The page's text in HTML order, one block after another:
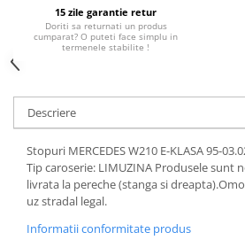
Tuning iluminari
Becuri LED
Kituri xenon
Proiectoare ceata
Semnalizari aripa
Semnalizari fata
15 zile garantie retur
Doriti sa returnati un produs
cumparat? O puteti face simplu in
termenele stabilite !
Descriere
Stopuri MERCEDES W210 E-KLASA 95-
Tip caroserie: LIMUZINA Produsele sunt
livrata la pereche (stanga si
uz stradal legal.
Informatii conformitate produs